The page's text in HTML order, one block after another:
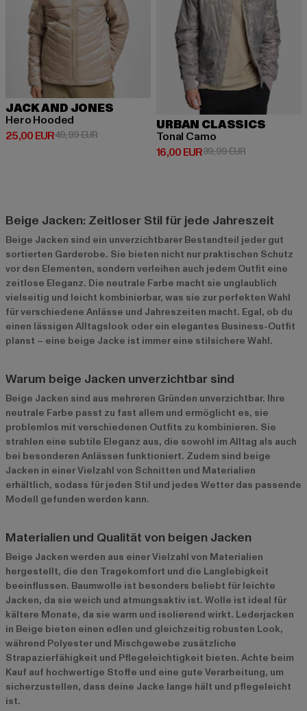
JACK AND JONES
Hero Hooded
25,00 EUR
Derzeitiger Preis: 25,00 EUR
49,99 EURAktionspreis: 49,99 EUR
URBAN CLASSICS
Tonal Camo
16,00 EUR
Derzeitiger Preis: 16,00 EUR
39,99 EURAktionspreis:
Beige Jacken: Zeitloser Stil für jede Jahreszeit
Beige Jacken sind ein unverzichtbarer Bestandteil jeder gut
sortierten Garderobe. Sie bieten nicht nur praktischen Schutz
vor den Elementen, sondern verleihen auch jedem Outfit eine
zeitlose Eleganz. Die neutrale Farbe macht sie unglaublich
vielseitig und leicht kombinierbar, was sie zur perfekten Wahl
für verschiedene Anlässe und Jahreszeiten macht. Egal, ob du
einen lässigen Alltagslook oder ein elegantes Business-Outfit
planst – eine beige Jacke ist immer eine stilsichere Wahl.
Warum beige Jacken unverzichtbar sind
Beige Jacken sind aus mehreren Gründen unverzichtbar. Ihre
neutrale Farbe passt zu fast allem und ermöglicht es, sie
problemlos mit verschiedenen Outfits zu kombinieren. Sie
strahlen eine subtile Eleganz aus, die sowohl im Alltag als auch
bei besonderen Anlässen funktioniert. Zudem sind beige
Jacken in einer Vielzahl von Schnitten und Materialien
erhältlich, sodass für jeden Stil und jedes Wetter das passende
Modell gefunden werden kann.
Materialien und Qualität von beigen Jacken
Beige Jacken werden aus einer Vielzahl von Materialien
hergestellt, die den Tragekomfort und die Langlebigkeit
beeinflussen. Baumwolle ist besonders beliebt für leichte
Jacken, da sie weich und atmungsaktiv ist. Wolle ist ideal für
kältere Monate, da sie warm und isolierend wirkt. Lederjacken
in Beige bieten einen edlen und gleichzeitig robusten Look,
während Polyester und Mischgewebe zusätzliche
Strapazierfähigkeit und Pflegeleichtigkeit bieten. Achte beim
Kauf auf hochwertige Stoffe und eine gute Verarbeitung, um
sicherzustellen, dass deine Jacke lange hält und pflegeleicht
ist.